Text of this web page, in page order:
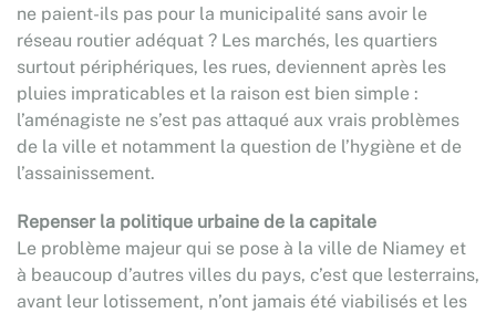
ne paient-ils pas pour la municipalité sans avoir le
réseau routier adéquat ? Les marchés, les quartiers
surtout périphériques, les rues, deviennent après les
pluies impraticables et la raison est bien simple :
l’aménagiste ne s’est pas attaqué aux vrais problèmes
de la ville et notamment la question de l’hygiène et de
l’assainissement.
Repenser la politique urbaine de la capitale
Le problème majeur qui se pose à la ville de Niamey et
à beaucoup d’autres villes du pays, c’est que lesterrains,
avant leur lotissement, n’ont jamais été viabilisés et les